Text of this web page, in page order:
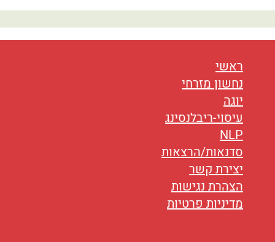
אורח חיים
בריאות
תזונה
טיפולים
עיסוי
ראשי
נחשון מזרחי
יוגה
עיסוי-ריבלנסינג
NLP
סדנאות/הרצאות
יצירת קשר
הצהרת נגישות
מדיניות פרטיות